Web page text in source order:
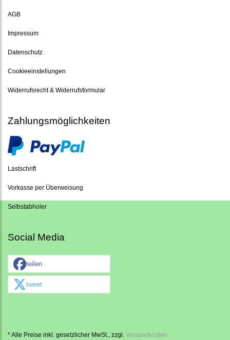
AGB
Impressum
Datenschutz
Cookieeinstellungen
Widerrufsrecht & Widerrufsformular
Zahlungsmöglichkeiten
Lastschrift
Vorkasse per Überweisung
Selbstabholer
Social Media
teilen
tweet
* Alle Preise inkl. gesetzlicher MwSt., zzgl. Versandkosten